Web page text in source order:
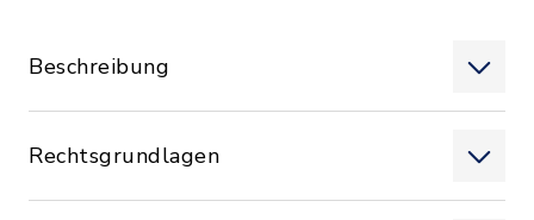
Beschreibung
Rechtsgrundlagen